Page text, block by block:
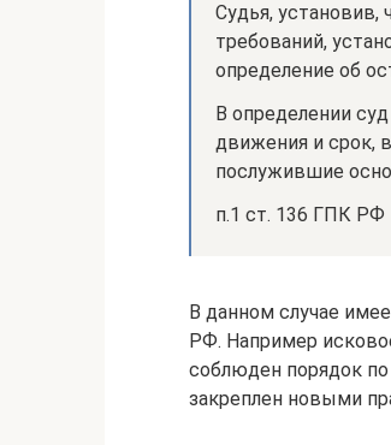
Судья, установив,
требований,
определение об
В определении
движения и срок,
послужившие
п.1 ст. 136 ГПК РФ
В данном случае
РФ. Например
соблюден порядок
закреплен новыми